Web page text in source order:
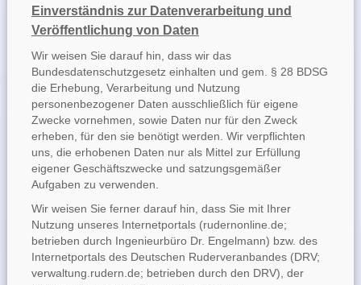
Einverständnis zur Datenverarbeitung und
Veröffentlichung von Daten
Wir weisen Sie darauf hin, dass wir das
Bundesdatenschutzgesetz einhalten und gem. § 28 BDSG
die Erhebung, Verarbeitung und Nutzung
personenbezogener Daten ausschließlich für eigene
Zwecke vornehmen, sowie Daten nur für den Zweck
erheben, für den sie benötigt werden. Wir verpflichten
uns, die erhobenen Daten nur als Mittel zur Erfüllung
eigener Geschäftszwecke und satzungsgemäßer
Aufgaben zu verwenden.
Wir weisen Sie ferner darauf hin, dass Sie mit Ihrer
Nutzung unseres Internetportals (rudernonline.de;
betrieben durch Ingenieurbüro Dr. Engelmann) bzw. des
Internetportals des Deutschen Ruderveranbandes (DRV;
verwaltung.rudern.de; betrieben durch den DRV), der